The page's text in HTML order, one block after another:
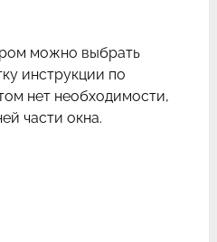
можно выбрать
инструкции по
нет необходимости,
части окна.